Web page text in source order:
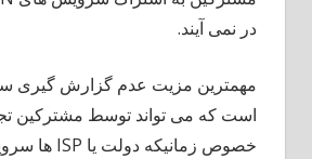
در نمی آیند.
است که می تواند توسط مشترکین